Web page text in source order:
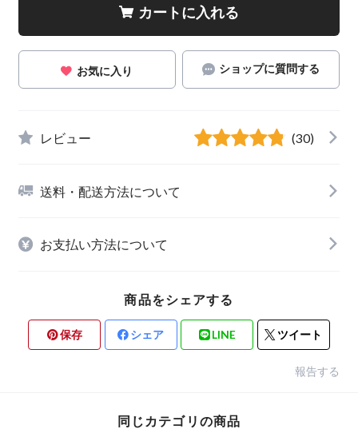
カートに入れる
お気に入り ショップに質問する
レビュー (30)
送料・配送方法について
お支払い方法について
商品をシェアする
保存 シェア LINE ツイート
報告する
同じカテゴリの商品